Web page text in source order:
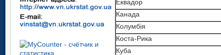
Еквадор
Канада
Колумбія
Коста-Рика
Куба